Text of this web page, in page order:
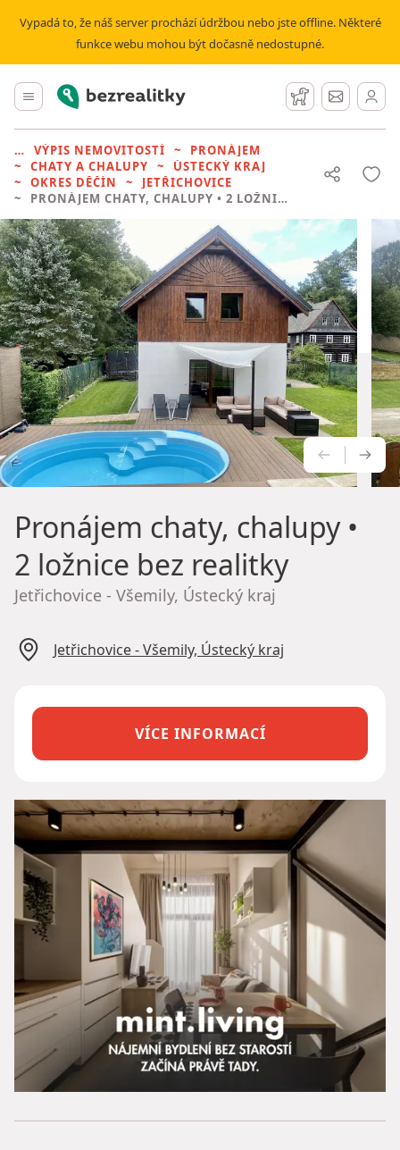
Vypadá to, že náš server prochází údržbou nebo jste offline. Některé
funkce webu mohou být dočasně nedostupné.
Hlavní menu
Bezrealitky Hlídací pes
Zprávy
VÝPIS NEMOVITOSTÍ
PRONÁJEM
CHATY A CHALUPY
ÚSTECKÝ KRAJ
OKRES DĚČÍN
JETŘICHOVICE
PRONÁJEM CHATY, CHALUPY • 2 LOŽNICE BEZ REALITKY
Pronájem chaty, chalupy•
2 ložnice bez realitky
Jetřichovice - Všemily, Ústecký kraj
Jetřichovice - Všemily, Ústecký kraj
VÍCE INFORMACÍ